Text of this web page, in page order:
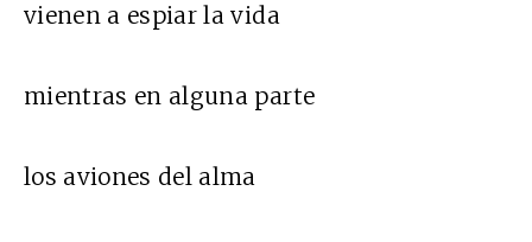
vienen a espiar la vida
mientras en alguna parte
los aviones del alma